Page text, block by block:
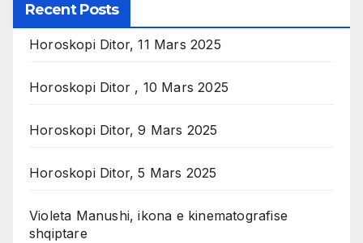
Recent Posts
Horoskopi Ditor, 11 Mars 2025
Horoskopi Ditor , 10 Mars 2025
Horoskopi Ditor, 9 Mars 2025
Horoskopi Ditor, 5 Mars 2025
Violeta Manushi, ikona e kinematografise
shqiptare